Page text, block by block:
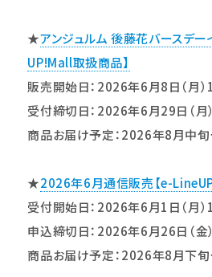
★アンジュルム 後藤花バースデ
UP!Mall取扱商品】
販売開始日：2026年6月8日（月）
受付締切日：2026年6月29日（月
商品お届け予定：2026年8月中
★2026年6月通信販売【e-
受付開始日：2026年6月1日（月
申込締切日：2026年6月26日（金
商品お届け予定：2026年8月下